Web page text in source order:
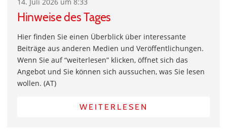
Hinweise des Tages
Hier finden Sie einen Überblick über interessante
Beiträge aus anderen Medien und Veröffentlichungen.
Wenn Sie auf “weiterlesen” klicken, öffnet sich das
Angebot und Sie können sich aussuchen, was Sie lesen
wollen. (AT)
WEITERLESEN